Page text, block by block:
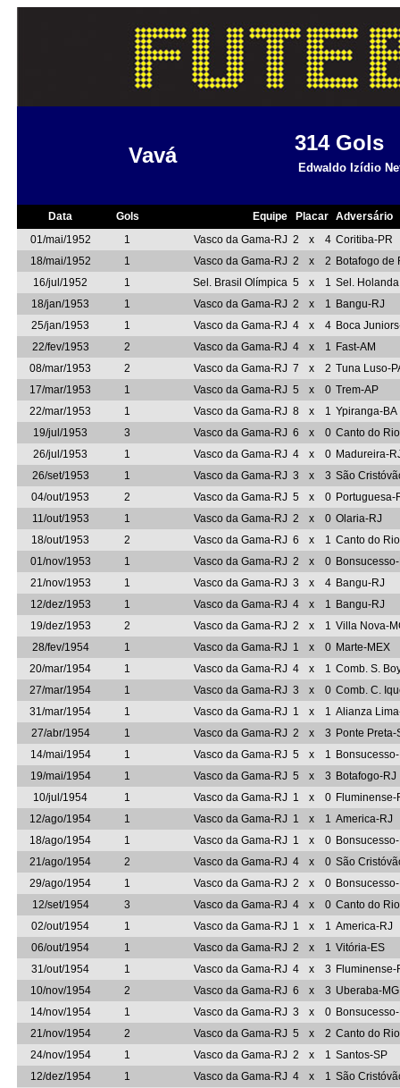
Vavá
314 Gols
Edwaldo Izídio
Data Gols Equipe Placar
Adversário
01/mai/1952
1 Vasco da Gama-RJ 2 x 4 Coritiba-PR
18/mai/1952
1 Vasco da Gama-RJ 2 x 2 Botafogo de
16/jul/1952
1 Sel. Brasil Olímpica 5 x 1 Sel.
18/jan/1953
1 Vasco da Gama-RJ 2 x 1 Bangu-RJ
25/jan/1953
1 Vasco da Gama-RJ 4 x 4 Boca
22/fev/1953
2 Vasco da Gama-RJ 4 x 1 Fast-AM
08/mar/1953
2 Vasco da Gama-RJ 7 x 2 Tuna Luso-
17/mar/1953
1 Vasco da Gama-RJ 5 x 0 Trem-AP
22/mar/1953
1 Vasco da Gama-RJ 8 x 1 Ypiranga-BA
19/jul/1953
3 Vasco da Gama-RJ 6 x 0 Canto do
26/jul/1953
1 Vasco da Gama-RJ 4 x 0 Madureira-
26/set/1953
1 Vasco da Gama-RJ 3 x 3 São
04/out/1953
2 Vasco da Gama-RJ 5 x 0 Portuguesa-
11/out/1953
1 Vasco da Gama-RJ 2 x 0 Olaria-RJ
18/out/1953
2 Vasco da Gama-RJ 6 x 1 Canto do
01/nov/1953
1 Vasco da Gama-RJ 2 x 0
21/nov/1953
1 Vasco da Gama-RJ 3 x 4 Bangu-RJ
12/dez/1953
1 Vasco da Gama-RJ 4 x 1 Bangu-RJ
19/dez/1953
2 Vasco da Gama-RJ 2 x 1 Villa Nova-
28/fev/1954
1 Vasco da Gama-RJ 1 x 0 Marte-MEX
20/mar/1954
1 Vasco da Gama-RJ 4 x 1 Comb. S.
27/mar/1954
1 Vasco da Gama-RJ 3 x 0 Comb. C.
31/mar/1954
1 Vasco da Gama-RJ 1 x 1 Alianza
27/abr/1954
1 Vasco da Gama-RJ 2 x 3 Ponte Preta-
14/mai/1954
1 Vasco da Gama-RJ 5 x 1
19/mai/1954
1 Vasco da Gama-RJ 5 x 3 Botafogo-RJ
10/jul/1954
1 Vasco da Gama-RJ 1 x 0 Fluminense-
12/ago/1954
1 Vasco da Gama-RJ 1 x 1 America-RJ
18/ago/1954
1 Vasco da Gama-RJ 1 x 0
21/ago/1954
2 Vasco da Gama-RJ 4 x 0 São
29/ago/1954
1 Vasco da Gama-RJ 2 x 0
12/set/1954
3 Vasco da Gama-RJ 4 x 0 Canto do
02/out/1954
1 Vasco da Gama-RJ 1 x 1 America-RJ
06/out/1954
1 Vasco da Gama-RJ 2 x 1 Vitória-ES
31/out/1954
1 Vasco da Gama-RJ 4 x 3 Fluminense-
10/nov/1954
2 Vasco da Gama-RJ 6 x 3 Uberaba-MG
14/nov/1954
1 Vasco da Gama-RJ 3 x 0
21/nov/1954
2 Vasco da Gama-RJ 5 x 2 Canto do
24/nov/1954
1 Vasco da Gama-RJ 2 x 1 Santos-SP
12/dez/1954
1 Vasco da Gama-RJ 4 x 1 São